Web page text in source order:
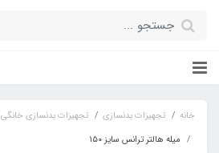
خانه تجهیزات بدنسازی تجهیزات بدنسازی خانگی
میله هالتر ترانس سایز ۱۵۰